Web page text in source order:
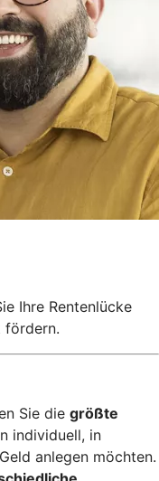
Ihre Rentenlücke
fördern.
Sie die größte
individuell, in
anlegen möchten.